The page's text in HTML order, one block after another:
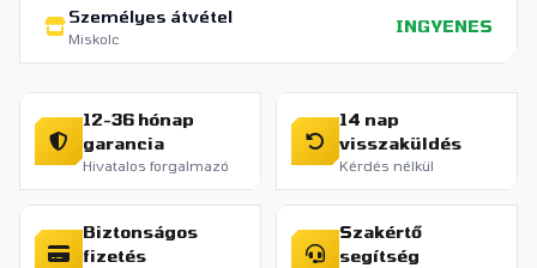
Személyes átvétel
Miskolc
INGYENES
12-36 hónap
garancia
Hivatalos forgalmazó
14 nap
visszaküldés
Kérdés nélkül
Biztonságos
fizetés
Szakértő
segítség